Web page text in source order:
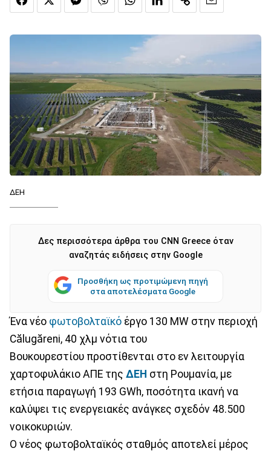
ΔΕΗ
Δες περισσότερα άρθρα του CNN Greece όταν
αναζητάς ειδήσεις στην Google
Προσθήκη ως προτιμώμενη πηγή
στα αποτελέσματα Google
Ένα νέο φωτοβολταϊκό έργο 130 MW στην περιοχή
Călugăreni, 40 χλμ νότια του
Βουκουρεστίου προστίθενται στο εν λειτουργία
χαρτοφυλάκιο ΑΠΕ της ΔΕΗ στη Ρουμανία, με
ετήσια παραγωγή 193 GWh, ποσότητα ικανή να
καλύψει τις ενεργειακές ανάγκες σχεδόν 48.500
νοικοκυριών.
Ο νέος φωτοβολταϊκός σταθμός αποτελεί μέρος